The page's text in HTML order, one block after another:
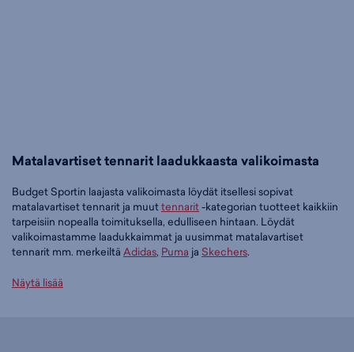
Matalavartiset tennarit laadukkaasta valikoimasta
Budget Sportin laajasta valikoimasta löydät itsellesi sopivat
matalavartiset tennarit ja muuttennarit-kategorian tuotteet kaikkiin
tarpeisiin nopealla toimituksella, edulliseen hintaan. Löydät
valikoimastamme laadukkaimmat ja uusimmat matalavartiset
tennarit mm. merkeiltä Adidas, Puma ja Skechers.
Tilaa matalavartiset tennarit edullisesti Budget Sportilta
Näytä lisää